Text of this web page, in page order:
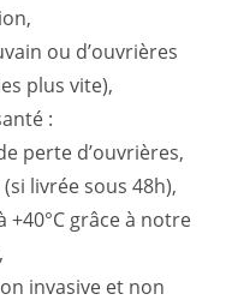
ou d’ouvrières
plus vite),
:
perte d’ouvrières,
livrée sous 48h),
+40°C grâce à notre
invasive et non